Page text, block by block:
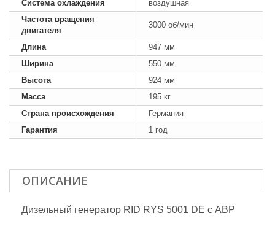
Система охлаждения
воздушная
Частота вращения
двигателя
3000 об/мин
Длина
947 мм
Ширина
550 мм
Высота
924 мм
Масса
195 кг
Страна происхождения
Германия
Гарантия
1 год
ОПИСАНИЕ
Дизельный генератор RID RYS 5001 DE с АВР